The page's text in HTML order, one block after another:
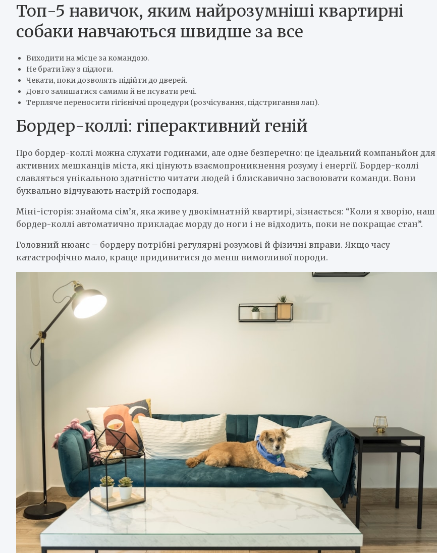
Топ-5 навичок, яким найрозумніші квартирні
собаки навчаються швидше за все
Виходити на місце за командою.
Не брати їжу з підлоги.
Чекати, поки дозволять підійти до дверей.
Довго залишатися самими й не псувати речі.
Терпляче переносити гігієнічні процедури (розчісування, підстригання лап).
Бордер-коллі: гіперактивний геній
Про бордер-коллі можна слухати годинами, але одне безперечно: це ідеальний компаньйон для
активних мешканців міста, які цінують взаємопроникнення розуму і енергії. Бордер-коллі
славляться унікальною здатністю читати людей і блискавично засвоювати команди. Вони
буквально відчувають настрій господаря.
Міні-історія: знайома сім’я, яка живе у двокімнатній квартирі, зізнається: “Коли я хворію, наш
бордер-коллі автоматично прикладає морду до ноги і не відходить, поки не покращає стан”.
Головний нюанс – бордеру потрібні регулярні розумові й фізичні вправи. Якщо часу
катастрофічно мало, краще придивитися до менш вимогливої породи.